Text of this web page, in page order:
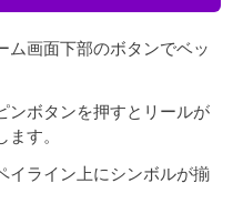
ム画面下部のボタンでベッ
ンボタンを押すとリールが
す。
イライン上にシンボルが揃